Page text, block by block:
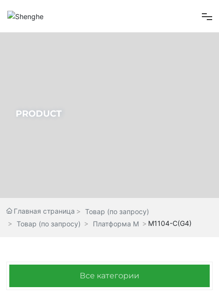
PRODUCT
Главная страница
Товар (по запросу)
Товар (по запросу)
Платформа M M1104-C(G4)
Все категории